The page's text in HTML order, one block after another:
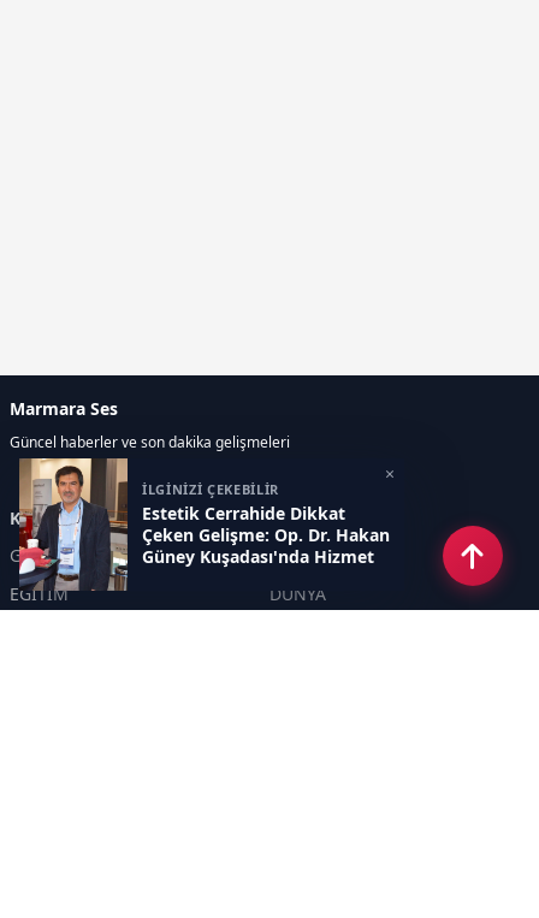
İLGİNİZİ ÇEKEBİLİR
Estetik Cerrahide Dikkat
Çeken Gelişme: Op. Dr. Hakan
Güney Kuşadası'nda Hizmet
×
Marmara Ses
Güncel haberler ve son dakika gelişmeleri
Kategoriler
GÜNDEM
EKONOMİ
EĞİTİM
DÜNYA